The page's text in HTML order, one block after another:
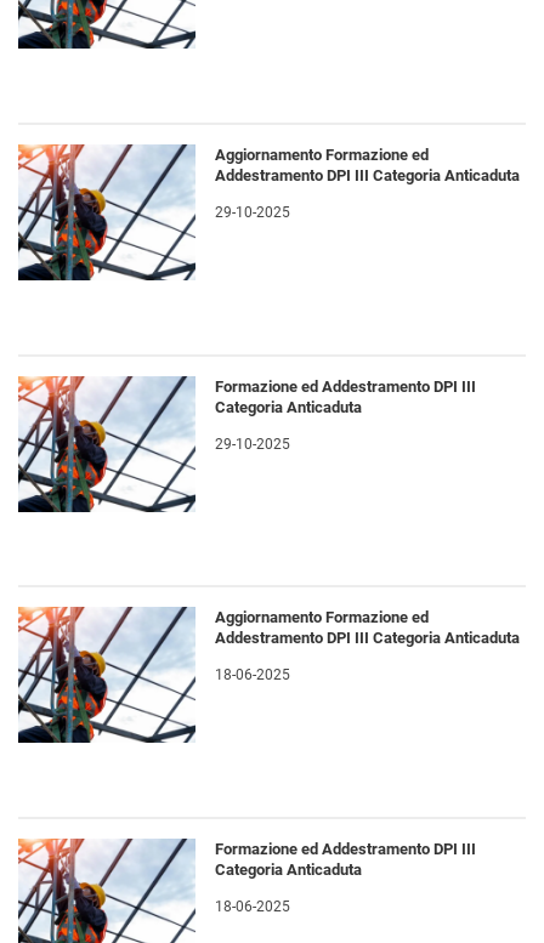
Aggiornamento Formazione ed
Addestramento DPI III Categoria Anticaduta
29-10-2025
Formazione ed Addestramento DPI III
Categoria Anticaduta
29-10-2025
Aggiornamento Formazione ed
Addestramento DPI III Categoria Anticaduta
18-06-2025
Formazione ed Addestramento DPI III
Categoria Anticaduta
18-06-2025